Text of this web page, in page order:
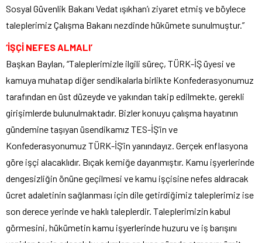
Sosyal Güvenlik Bakanı Vedat ışıkhan’ı ziyaret etmiş ve böylece
taleplerimiz Çalışma Bakanı nezdinde hükümete sunulmuştur.”
‘İŞÇİ NEFES ALMALI’
Başkan Baylan, “Taleplerimizle ilgili süreç, TÜRK-İŞ üyesi ve
kamuya muhatap diğer sendikalarla birlikte Konfederasyonumuz
tarafından en üst düzeyde ve yakından takip edilmekte, gerekli
girişimlerde bulunulmaktadır. Bizler konuyu çalışma hayatının
gündemine taşıyan üsendikamız TES-İŞ’in ve
Konfederasyonumuz TÜRK-İŞ’in yanındayız. Gerçek enflasyona
göre işçi alacaklıdır. Bıçak kemiğe dayanmıştır. Kamu işyerlerinde
dengesizliğin önüne geçilmesi ve kamu işçisine nefes aldıracak
ücret adaletinin sağlanması için dile getirdiğimiz taleplerimiz ise
son derece yerinde ve haklı taleplerdir. Taleplerimizin kabul
görmesini, hükümetin kamu işyerlerinde huzuru ve iş barışını